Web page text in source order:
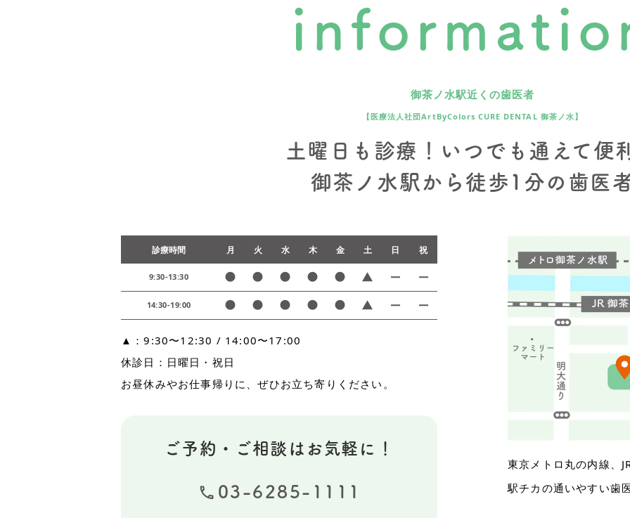
御茶ノ水駅近くの歯医者
【医療法人社団ArtByColors CURE DENTAL 御茶ノ水】
土曜日も診療！ いつでも通えて便
御茶ノ水駅から徒歩1分の歯医
診療時間 月 火 水 木 金 土 日 祝
9:30-13:30
14:30-19:00
▲：9:30〜12:30 / 14:00〜17:00
休診日：日曜日・祝日
お昼休みやお仕事帰りに、ぜひお立ち寄りください。
ご予約・ご相談はお気軽に！
03-6285-1111
東京メトロ丸の内線、
駅チカの通いやすい歯